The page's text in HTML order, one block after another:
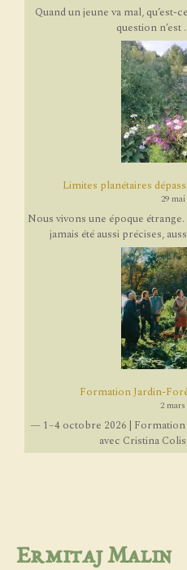
Quand un jeune va mal, qu’est-
question n’est
Limites planétaires
29 mai
Nous vivons une époque
jamais été aussi précises,
Formation Jardin-
2 mars
— 1–4 octobre 2026 |
avec Cristina Colis
Ermitaj Malin